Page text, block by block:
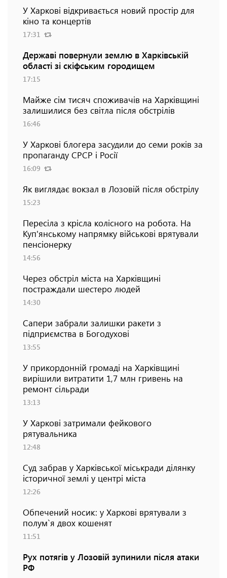
У Харкові відкривається новий простір для
кіно та концертів
17:31
Державі повернули землю в Харківській
області зі скіфським городищем
17:15
Майже сім тисяч споживачів на Харківщині
залишилися без світла після обстрілів
16:46
У Харкові блогера засудили до семи років за
пропаганду СРСР і Росії
16:09
Як виглядає вокзал в Лозовій після обстрілу
15:23
Пересіла з крісла колісного на робота. На
Куп'янському напрямку військові врятували
пенсіонерку
14:56
Через обстріл міста на Харківщині
постраждали шестеро людей
14:30
Сапери забрали залишки ракети з
підприємства в Богодухові
13:55
У прикордонній громаді на Харківщині
вирішили витратити 1,7 млн гривень на
ремонт сільради
13:13
У Харкові затримали фейкового
рятувальника
12:48
Суд забрав у Харківської міськради ділянку
історичної землі у центрі міста
12:26
Обпечений носик: у Харкові врятували з
полум`я двох кошенят
11:51
Рух потягів у Лозовій зупинили після атаки
РФ